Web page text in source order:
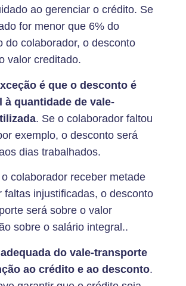
ao gerenciar o crédito. Se
for menor que 6% do
do colaborador, o desconto
valor creditado.
é que o desconto é
à quantidade de vale-
. Se o colaborador faltou
exemplo, o desconto será
dias trabalhados.
o colaborador receber metade
faltas injustificadas, o desconto
será sobre o valor
sobre o salário integral..
do vale-transporte
ao crédito e ao desconto.